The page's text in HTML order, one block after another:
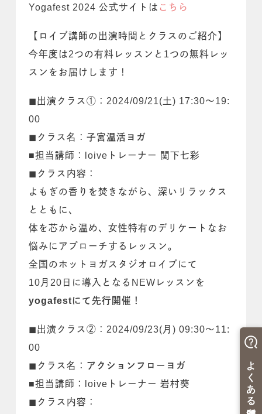
Yogafest 2024 公式サイトは こちら
【ロイブ講師の出演時間とクラスのご紹介】
今年度は2つの有料レッスンと1つの無料レッ
スンをお届けします！
◼出演クラス①：2024/09/21(土) 17:30～19:
00
◼クラス名：子宮温活ヨガ
■担当講師：loiveトレーナー 関下七彩
◼クラス内容：
よもぎの香りを焚きながら、深いリラックス
とともに、
体を芯から温め、女性特有のデリケートなお
悩みにアプローチするレッスン。
全国のホットヨガスタジオロイブにて
10月20日に導入となるNEWレッスンを
yogafestにて先行開催！
◼出演クラス②：2024/09/23(月) 09:30～11:
00
◼クラス名： アクションフローヨガ
■担当講師：loiveトレーナー 岩村葵
◼クラス内容：